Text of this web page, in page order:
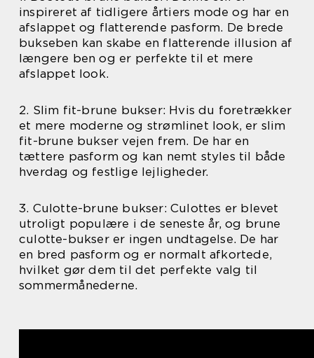
inspireret af tidligere årtiers mode og har en
afslappet og flatterende pasform. De brede
bukseben kan skabe en flatterende illusion af
længere ben og er perfekte til et mere
afslappet look.
2. Slim fit-brune bukser: Hvis du foretrækker
et mere moderne og strømlinet look, er slim
fit-brune bukser vejen frem. De har en
tættere pasform og kan nemt styles til både
hverdag og festlige lejligheder.
3. Culotte-brune bukser: Culottes er blevet
utroligt populære i de seneste år, og brune
culotte-bukser er ingen undtagelse. De har
en bred pasform og er normalt afkortede,
hvilket gør dem til det perfekte valg til
sommermånederne.